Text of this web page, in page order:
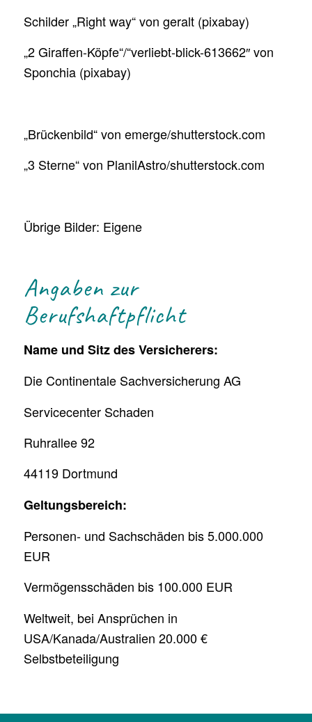
Schilder „Right way“ von geralt (pixabay)
„2 Giraffen-Köpfe“/“verliebt-blick-613662″ von
Sponchia (pixabay)
„Brückenbild“ von emerge/shutterstock.com
„3 Sterne“ von PlanilAstro/shutterstock.com
Übrige Bilder: Eigene
Angaben zur
Berufshaftpflicht
Name und Sitz des Versicherers:
Die Continentale Sachversicherung AG
Servicecenter Schaden
Ruhrallee 92
44119 Dortmund
Geltungsbereich:
Personen- und Sachschäden bis 5.000.000
EUR
Vermögensschäden bis 100.000 EUR
Weltweit, bei Ansprüchen in
USA/Kanada/Australien 20.000 €
Selbstbeteiligung